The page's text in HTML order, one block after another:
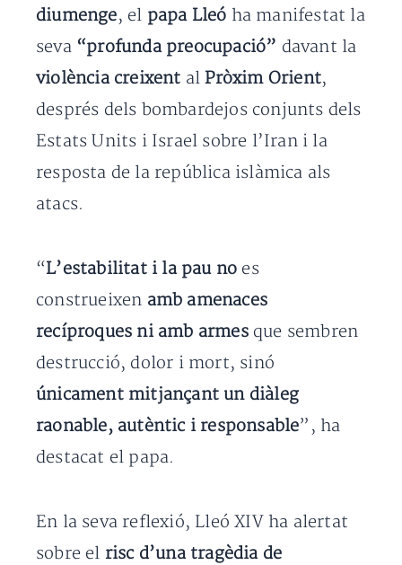
diumenge, el papa Lleó ha manifestat la
seva“profunda preocupació” davant la
violència creixent al Pròxim Orient,
després dels bombardejos conjunts dels
Estats Units i Israel sobre l’Iran i la
resposta de la república islàmica als
atacs.
“L’estabilitat i la pau no es
construeixen amb amenaces
recíproques ni amb armesque sembren
destrucció, dolor i mort, sinó
únicament mitjançant un diàleg
raonable, autèntic i responsable”, ha
destacat el papa.
En la seva reflexió, Lleó XIV ha alertat
sobre el risc d’una tragèdia de